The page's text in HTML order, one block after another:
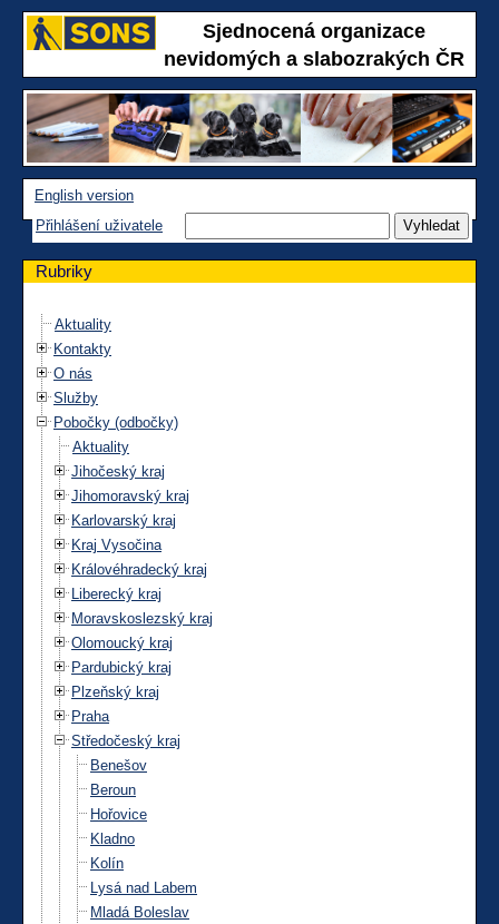
Sjednocená organizace
nevidomých a slabozrakých ČR
English version
Přihlášení uživatele
Rubriky
Aktuality
Kontakty
O nás
Služby
Pobočky (odbočky)
Aktuality
Jihočeský kraj
Jihomoravský kraj
Karlovarský kraj
Kraj Vysočina
Královéhradecký kraj
Liberecký kraj
Moravskoslezský kraj
Olomoucký kraj
Pardubický kraj
Plzeňský kraj
Praha
Středočeský kraj
Benešov
Beroun
Hořovice
Kladno
Kolín
Lysá nad Labem
Mladá Boleslav